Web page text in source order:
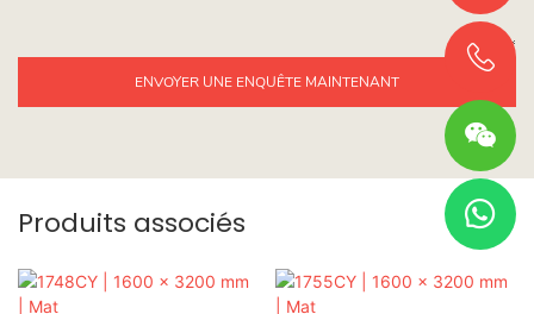
ENVOYER UNE ENQUÊTE MAINTENANT
Produits associés